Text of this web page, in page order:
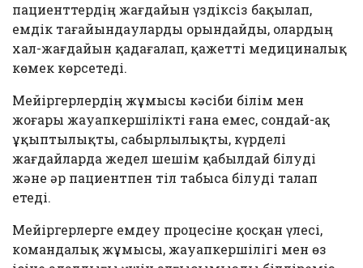
пациенттердің жағдайын үздіксіз бақылап,
емдік тағайындауларды орындайды, олардың
хал-жағдайын қадағалап, қажетті медициналық
көмек көрсетеді.
Мейіргерлердің жұмысы кәсіби білім мен
жоғары жауапкершілікті ғана емес, сондай-ақ
ұқыптылықты, сабырлылықты, күрделі
жағдайларда жедел шешім қабылдай білуді
және әр пациентпен тіл табыса білуді талап
етеді.
Мейіргерлерге емдеу процесіне қосқан үлесі,
командалық жұмысы, жауапкершілігі мен өз